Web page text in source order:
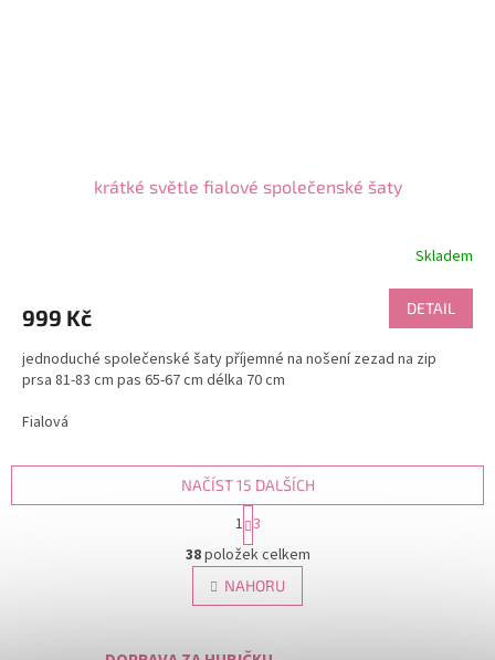
krátké světle fialové společenské šaty
Skladem
999 Kč DETAIL
jednoduché společenské šaty příjemné na nošení zezad na zip
prsa 81-83 cm pas 65-67 cm délka 70 cm
Fialová
O
v
l
á
a
NAČÍST 15 DALŠÍCH
S
t
r
á
n
k
v
1 3
38položek celkem
NAHORU